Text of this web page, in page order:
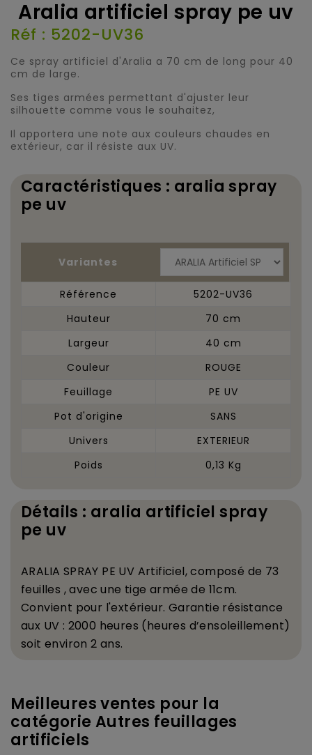
Aralia artificiel spray pe uv
Réf : 5202-UV36
Ce spray artificiel d'Aralia a 70 cm de long pour 40
cm de large.
Ses tiges armées permettant d'ajuster leur
silhouette comme vous le souhaitez,
Il apportera une note aux couleurs chaudes en
extérieur, car il résiste aux UV.
Caractéristiques : aralia spray
pe uv
Variantes
Référence
5202-UV36
Hauteur
70 cm
Largeur
40 cm
Couleur
ROUGE
Feuillage
PE UV
Pot d'origine
SANS
Univers
EXTERIEUR
Poids
0,13 Kg
Détails : aralia artificiel spray
pe uv
ARALIA SPRAY PE UV Artificiel, composé de 73
feuilles , avec une tige armée de 11cm.
Convient pour l'extérieur. Garantie résistance
aux UV : 2000 heures (heures d’ensoleillement)
soit environ 2 ans.
Meilleures ventes pour la
catégorie Autres feuillages
artificiels